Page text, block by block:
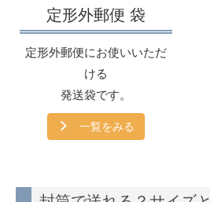
定形外郵便 袋
定形外郵便にお使いいただ
ける
発送袋です。
一覧をみる